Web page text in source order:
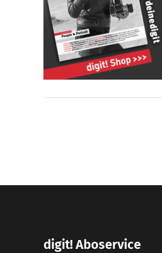
digit! Aboservice